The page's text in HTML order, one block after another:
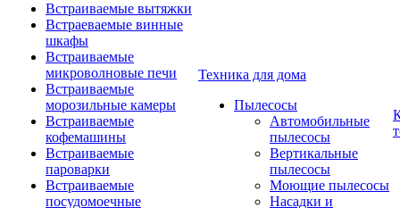
Встраиваемые вытяжки
Встраеваемые винные
шкафы
Встраиваемые
микроволновые печи
Встраиваемые
морозильные камеры
Встраиваемые
кофемашины
Встраиваемые
пароварки
Встраиваемые
посудомоечные
Техника для дома
Пылесосы
Автомобильные
пылесосы
Вертикальные
пылесосы
Моющие пылесосы
Насадки и